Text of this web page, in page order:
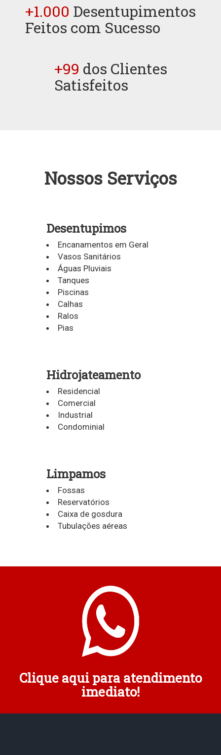
+1.000 Desentupimentos
Feitos com Sucesso
+99 dos Clientes
Satisfeitos
Nossos Serviços
Desentupimos
Encanamentos em Geral
Vasos Sanitários
Águas Pluviais
Tanques
Piscinas
Calhas
Ralos
Pias
Hidrojateamento
Residencial
Comercial
Industrial
Condominial
Limpamos
Fossas
Reservatórios
Caixa de gosdura
Tubulações aéreas
Clique aqui para atendimento
imediato!